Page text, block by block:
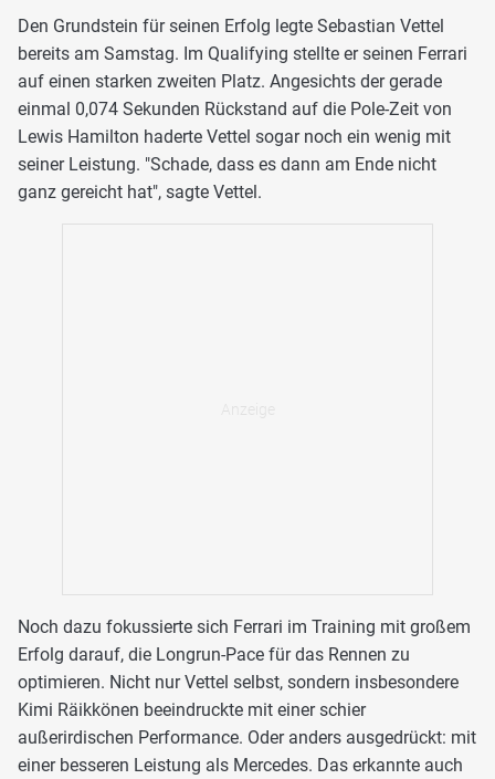
Den Grundstein für seinen Erfolg legte Sebastian Vettel
bereits am Samstag. Im Qualifying stellte er seinen Ferrari
auf einen starken zweiten Platz. Angesichts der gerade
einmal 0,074 Sekunden Rückstand auf die Pole-Zeit von
Lewis Hamilton haderte Vettel sogar noch ein wenig mit
seiner Leistung. "Schade, dass es dann am Ende nicht
ganz gereicht hat", sagte Vettel.
Noch dazu fokussierte sich Ferrari im Training mit großem
Erfolg darauf, die Longrun-Pace für das Rennen zu
optimieren. Nicht nur Vettel selbst, sondern insbesondere
Kimi Räikkönen beeindruckte mit einer schier
außerirdischen Performance. Oder anders ausgedrückt: mit
einer besseren Leistung als Mercedes. Das erkannte auch